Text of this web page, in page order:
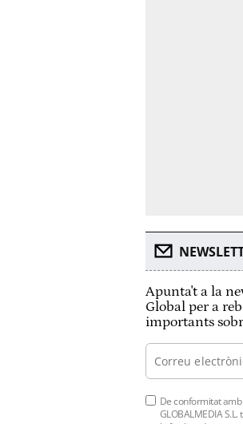
Apunta't a la
Global per a
importants
De conformitat amb
GLOBALMEDIA